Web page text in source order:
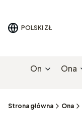
POLSKI ZŁ
On Ona
Strona główna Ona